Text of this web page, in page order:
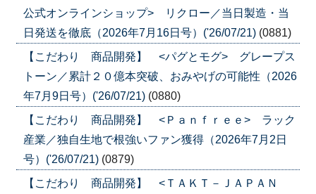
公式オンラインショップ> リクロー／当日製造・当
日発送を徹底（2026年7月16日号）('26/07/21) (0881)
【こだわり 商品開発】 <パグとモグ> グレープス
トーン／累計２０億本突破、おみやげの可能性（2026
年7月9日号）('26/07/21) (0880)
【こだわり 商品開発】 <Ｐａｎｆｒｅｅ> ラック
産業／独自生地で根強いファン獲得（2026年7月2日
号）('26/07/21) (0879)
【こだわり 商品開発】 <ＴＡＫＴ－ＪＡＰＡＮ